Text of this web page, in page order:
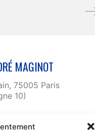
MAGINOT
75005 Paris
10)